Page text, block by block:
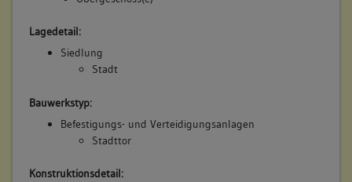
Lagedetail:
Siedlung
Stadt
Bauwerkstyp:
Befestigungs- und Verteidigungsanlagen
Stadttor
Konstruktionsdetail: